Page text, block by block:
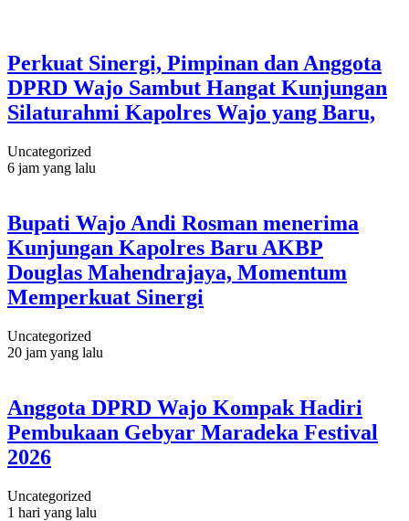
Perkuat Sinergi, Pimpinan dan Anggota
DPRD Wajo Sambut Hangat Kunjungan
Silaturahmi Kapolres Wajo yang Baru,
Uncategorized
6 jam yang lalu
Bupati Wajo Andi Rosman menerima
Kunjungan Kapolres Baru AKBP
Douglas Mahendrajaya, Momentum
Memperkuat Sinergi
Uncategorized
20 jam yang lalu
Anggota DPRD Wajo Kompak Hadiri
Pembukaan Gebyar Maradeka Festival
2026
Uncategorized
1 hari yang lalu